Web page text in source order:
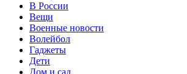
В России
Вещи
Военные новости
Волейбол
Гаджеты
Дети
Дом и сад